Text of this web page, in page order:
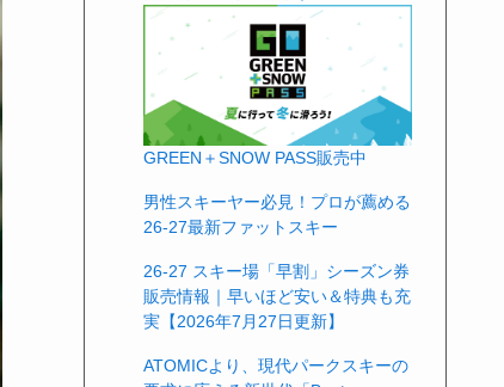
GREEN＋SNOW PASS販売中
男性スキーヤー必見！プロが薦める
26-27最新ファットスキー
26-27 スキー場「早割」シーズン券
販売情報｜早いほど安い＆特典も充
実【2026年7月27日更新】
ATOMICより、現代パークスキーの